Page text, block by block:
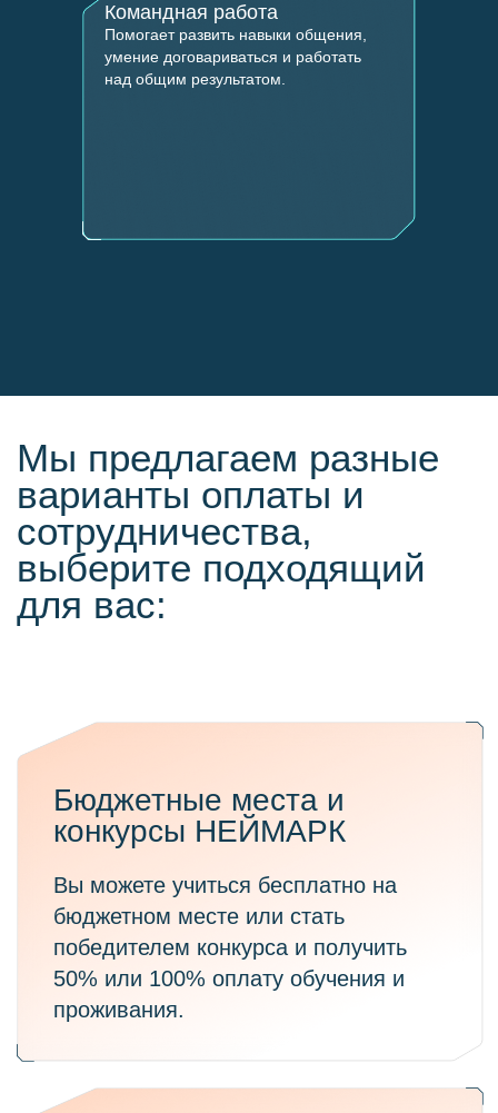
Командная работа
Помогает развить навыки общения,
умение договариваться и работать
над общим результатом.